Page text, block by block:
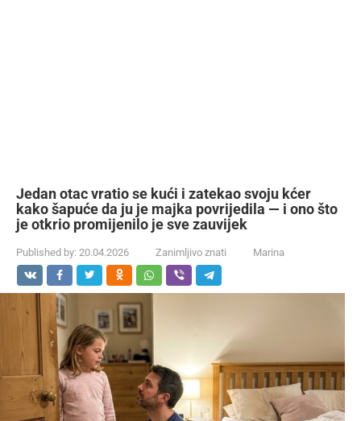
Jedan otac vratio se kući i zatekao svoju kćer
kako šapuće da ju je majka povrijedila — i ono što
je otkrio promijenilo je sve zauvijek
Published by: 20.04.2026 Zanimljivo znati Marina